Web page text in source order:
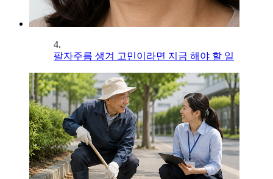
4.
팔자주름 생겨 고민이라면 지금 해야 할 일